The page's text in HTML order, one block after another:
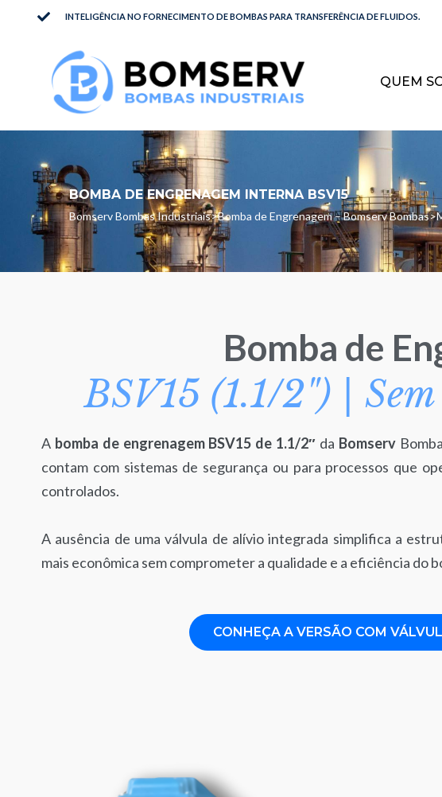
INTELIGÊNCIA NO FORNECIMENTO DE BOMBAS PARA TRANSFERÊNCIA DE FLUIDOS.
QUEM
BOMBA DE ENGRENAGEM INTERNA BSV15
Bomserv Bombas Industriais>Bomba de Engrenagem – Bomserv Bombas>
Bomba de
BSV15 (1.1/2") |
A bomba de engrenagem BSV15 de 1.1/2″ da Bomserv
contam com sistemas de segurança ou para processos que
controlados.
A ausência de uma válvula de alívio integrada simplifica a
mais econômica sem comprometer a qualidade e a eficiência do
CONHEÇA A VERSÃO COM